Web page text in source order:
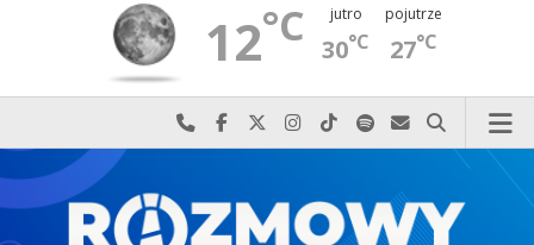
12°C jutro
30°C
pojutrze
27°C
Najlepiej po prostu do nas zadzwoń
Odwiedź nas na Facebook-u
Odwiedź nas na X
Odwiedź nas na Instagram-ie
Odwiedź nas na TikTok-u
Szukaj nas na Spotify
Wyślij do nas
Szukaj